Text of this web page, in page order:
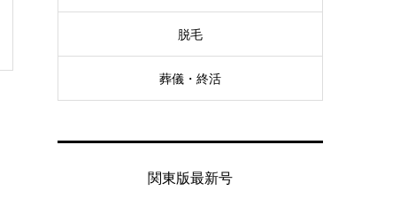
脱毛
葬儀・終活
関東版最新号